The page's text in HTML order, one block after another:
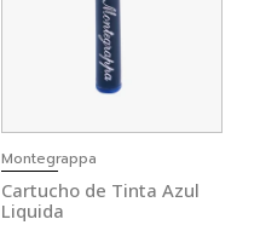
Montegrappa
Cartucho de Tinta Azul
Liquida